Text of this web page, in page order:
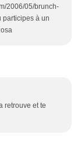
2006/05/brunch-
participes à un
retrouve et te